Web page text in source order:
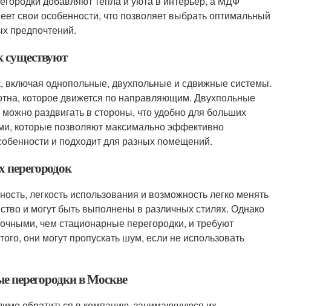
свои особенности, что позволяет выбрать оптимальный
предпочтений.
существуют
включая однопольные, двухпольные и сдвижные системы.
которое движется по направляющим. Двухпольные
раздвигать в стороны, что удобно для больших
которые позволяют максимально эффективно
и подходит для разных помещений.
легкость использования и возможность легко менять
и могут быть выполнены в различных стилях. Однако
чем стационарные перегородки, и требуют
они могут пропускать шум, если не использовать
перегородки в Москве